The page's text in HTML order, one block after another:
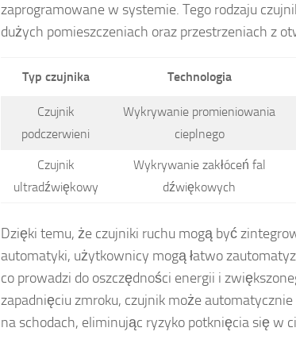
zaprogramowane w systemie. Tego rodzaju
dużych pomieszczeniach oraz przestrzeniach z
Typ czujnika Technologia
Czujnik
podczerwieni
Wykrywanie promieniowania
cieplnego
Czujnik
ultradźwiękowy
Wykrywanie zakłóceń fal
dźwiękowych
Dzięki temu, że czujniki ruchu mogą być
automatyki, użytkownicy mogą łatwo
co prowadzi do oszczędności energii i
zapadnięciu zmroku, czujnik może
na schodach, eliminując ryzyko potknięcia się w